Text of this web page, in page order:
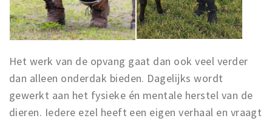
Het werk van de opvang gaat dan ook veel verder
dan alleen onderdak bieden. Dagelijks wordt
gewerkt aan het fysieke én mentale herstel van de
dieren. Iedere ezel heeft een eigen verhaal en vraagt